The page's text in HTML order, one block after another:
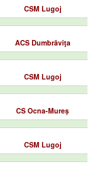
CSM Lugoj
ACS Dumbrăviţa
CSM Lugoj
CS Ocna-Mureș
CSM Lugoj